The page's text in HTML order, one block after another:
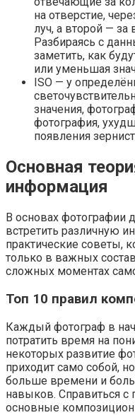
на отверстие,
луч, а второй —
Разбираясь с
заметить, как
или уменьшая
ISO — у
значения,
фотография,
появления
Основная
информация
В основах
встретить различную
практические советы,
только в важных
сложных моментах
Топ 10 правил
Каждый фотограф в
потратить время на
некоторых развитие
приходит само собой,
больше времени и
навыков. Справиться с
основные